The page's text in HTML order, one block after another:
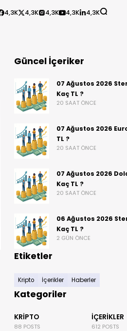
4,3K 4,3K 4,3K 4,3K 4,3K
Güncel İçeriker
07 Ağustos 2026
Kaç TL ?
20 SAAT ÖNCE
07 Ağustos 2026
TL ?
20 SAAT ÖNCE
07 Ağustos 2026
Kaç TL ?
20 SAAT ÖNCE
06 Ağustos 2026
Kaç TL ?
2 GÜN ÖNCE
Etiketler
Kripto İçerikler Haberler
Kategoriler
KRIPTO
88 POSTS
İÇERIKLER
612 POSTS